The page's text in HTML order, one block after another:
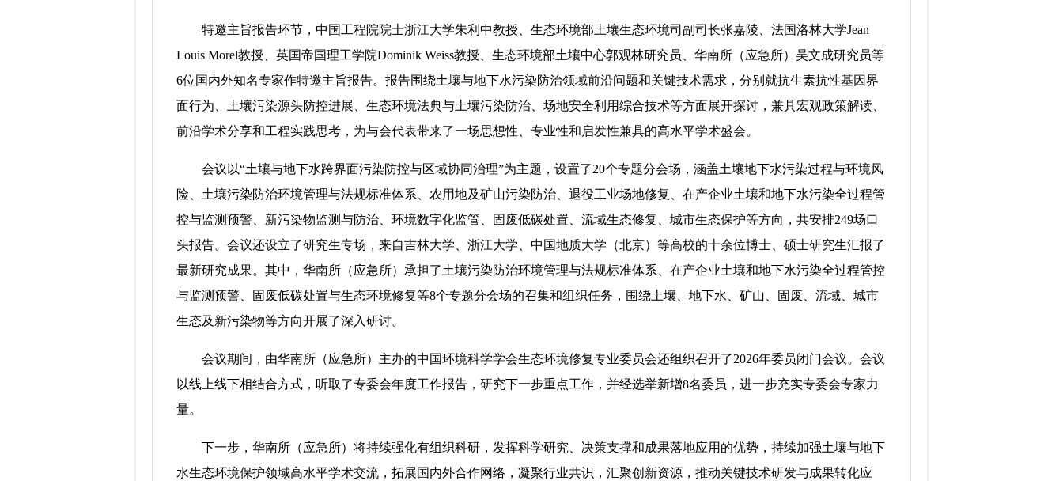
特邀主旨报告环节，中国工程院院士浙江大学朱利中教授、生态环境部土壤生态环境司副司长张嘉陵、法国洛林大学Jean
Louis Morel教授、英国帝国理工学院Dominik Weiss教授、生态环境部土壤中心郭观林研究员、华南所（应急所）吴文成研究员等
6位国内外知名专家作特邀主旨报告。报告围绕土壤与地下水污染防治领域前沿问题和关键技术需求，分别就抗生素抗性基因界
面行为、土壤污染源头防控进展、生态环境法典与土壤污染防治、场地安全利用综合技术等方面展开探讨，兼具宏观政策解读、
前沿学术分享和工程实践思考，为与会代表带来了一场思想性、专业性和启发性兼具的高水平学术盛会。
会议以“土壤与地下水跨界面污染防控与区域协同治理”为主题，设置了20个专题分会场，涵盖土壤地下水污染过程与环境风
险、土壤污染防治环境管理与法规标准体系、农用地及矿山污染防治、退役工业场地修复、在产企业土壤和地下水污染全过程管
控与监测预警、新污染物监测与防治、环境数字化监管、固废低碳处置、流域生态修复、城市生态保护等方向，共安排249场口
头报告。会议还设立了研究生专场，来自吉林大学、浙江大学、中国地质大学（北京）等高校的十余位博士、硕士研究生汇报了
最新研究成果。其中，华南所（应急所）承担了土壤污染防治环境管理与法规标准体系、在产企业土壤和地下水污染全过程管控
与监测预警、固废低碳处置与生态环境修复等8个专题分会场的召集和组织任务，围绕土壤、地下水、矿山、固废、流域、城市
生态及新污染物等方向开展了深入研讨。
会议期间，由华南所（应急所）主办的中国环境科学学会生态环境修复专业委员会还组织召开了2026年委员闭门会议。会议
以线上线下相结合方式，听取了专委会年度工作报告，研究下一步重点工作，并经选举新增8名委员，进一步充实专委会专家力
量。
下一步，华南所（应急所）将持续强化有组织科研，发挥科学研究、决策支撑和成果落地应用的优势，持续加强土壤与地下
水生态环境保护领域高水平学术交流，拓展国内外合作网络，凝聚行业共识，汇聚创新资源，推动关键技术研发与成果转化应